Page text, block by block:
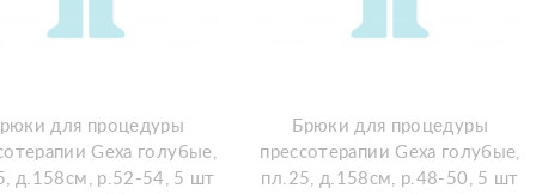
для процедуры
Gexa голубые,
д.158см, р.52-54, 5 шт
Брюки для процедуры
прессотерапии Gexa голубые,
пл.25, д.158см, р.48-50, 5 шт